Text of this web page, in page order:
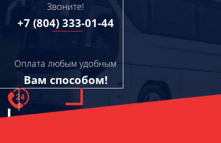
Звоните!
+7 (804) 333-01-44
Оплата любым удобным
Вам способом!